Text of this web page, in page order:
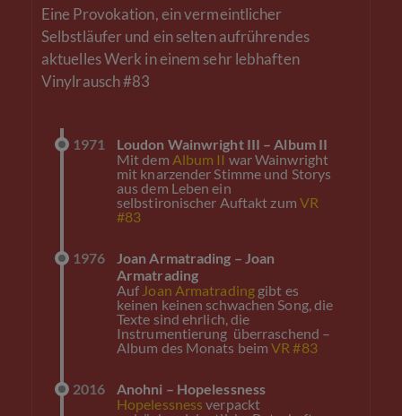
Eine Provokation, ein vermeintlicher
Selbstläufer und ein selten aufrührendes
aktuelles Werk in einem sehr lebhaften
Vinylrausch #83
1971
Loudon Wainwright III – Album II
Mit dem Album II war Wainwright
mit knarzender Stimme und Storys
aus dem Leben ein
selbstironischer Auftakt zum VR
#83
1976
Joan Armatrading – Joan
Armatrading
Auf Joan Armatradinggibt es
keinen keinen schwachen Song, die
Texte sind ehrlich, die
Instrumentierung überraschend –
Album des Monats beimVR #83
2016
Anohni – Hopelessness
Hopelessness verpackt